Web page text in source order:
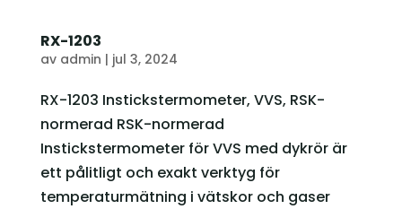
RX-1203
av admin | jul 3, 2024
RX-1203 Instickstermometer, VVS, RSK-
normerad RSK-normerad
Instickstermometer för VVS med dykrör är
ett pålitligt och exakt verktyg för
temperaturmätning i vätskor och gaser